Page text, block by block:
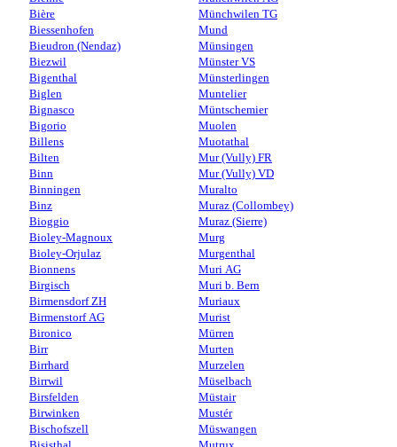
Bière
Biessenhofen
Bieudron (Nendaz)
Biezwil
Bigenthal
Biglen
Bignasco
Bigorio
Billens
Bilten
Binn
Binningen
Binz
Bioggio
Bioley-Magnoux
Bioley-Orjulaz
Bionnens
Birgisch
Birmensdorf ZH
Birmenstorf AG
Bironico
Birr
Birrhard
Birrwil
Birsfelden
Birwinken
Bischofszell
Münchwilen TG
Mund
Münsingen
Münster VS
Münsterlingen
Muntelier
Müntschemier
Muolen
Muotathal
Mur (Vully) FR
Mur (Vully) VD
Muralto
Muraz (Collombey)
Muraz (Sierre)
Murg
Murgenthal
Muri AG
Muri b. Bern
Muriaux
Murist
Mürren
Murten
Murzelen
Müselbach
Müstair
Mustér
Müswangen